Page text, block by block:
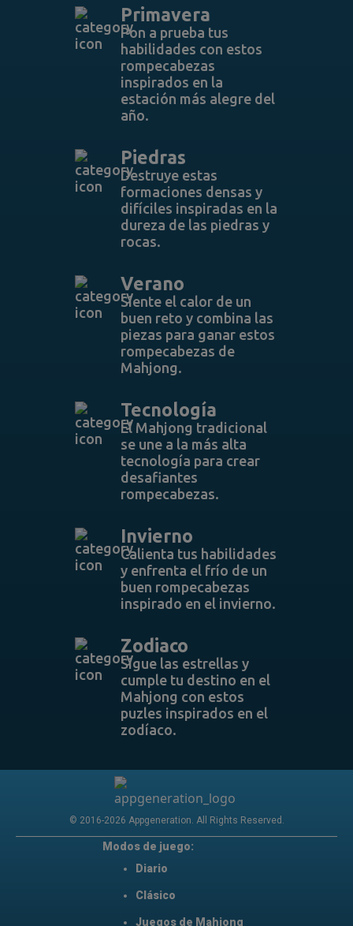
Primavera
Pon a prueba tus
habilidades con estos
rompecabezas
inspirados en la
estación más alegre del
año.
Piedras
Destruye estas
formaciones densas y
difíciles inspiradas en la
dureza de las piedras y
rocas.
Verano
Siente el calor de un
buen reto y combina las
piezas para ganar estos
rompecabezas de
Mahjong.
Tecnología
El Mahjong tradicional
se une a la más alta
tecnología para crear
desafiantes
rompecabezas.
Invierno
Calienta tus habilidades
y enfrenta el frío de un
buen rompecabezas
inspirado en el invierno.
Zodiaco
Sigue las estrellas y
cumple tu destino en el
Mahjong con estos
puzles inspirados en el
zodíaco.
© 2016-2026 Appgeneration. All Rights Reserved.
Modos de juego:
Diario
Clásico
Juegos de Mahjong